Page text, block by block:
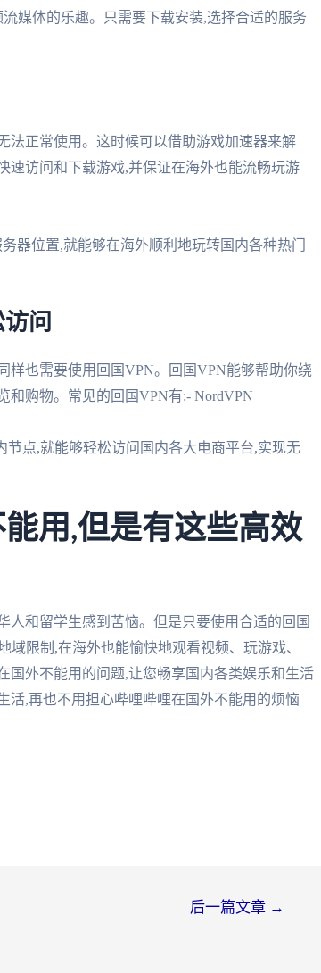
媒体的乐趣。只需要下载安装,选择合适的服务
法正常使用。这时候可以借助游戏加速器来解
速访问和下载游戏,并保证在海外也能流畅玩游
器位置,就能够在海外顺利地玩转国内各种热门
问
样也需要使用回国VPN。回国VPN能够帮助你绕
和购物。常见的回国VPN有:- NordVPN
节点,就能够轻松访问国内各大电商平台,实现无
用,但是有这些高效
人和留学生感到苦恼。但是只要使用合适的回国
限制,在海外也能愉快地观看视频、玩游戏、
国外不能用的问题,让您畅享国内各类娱乐和生活
活,再也不用担心哔哩哔哩在国外不能用的烦恼
后一篇文章 →